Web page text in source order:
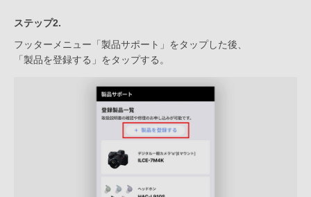
ステップ2.
フッターメニュー「製品サポート」をタップした後、
「製品を登録する」をタップする。